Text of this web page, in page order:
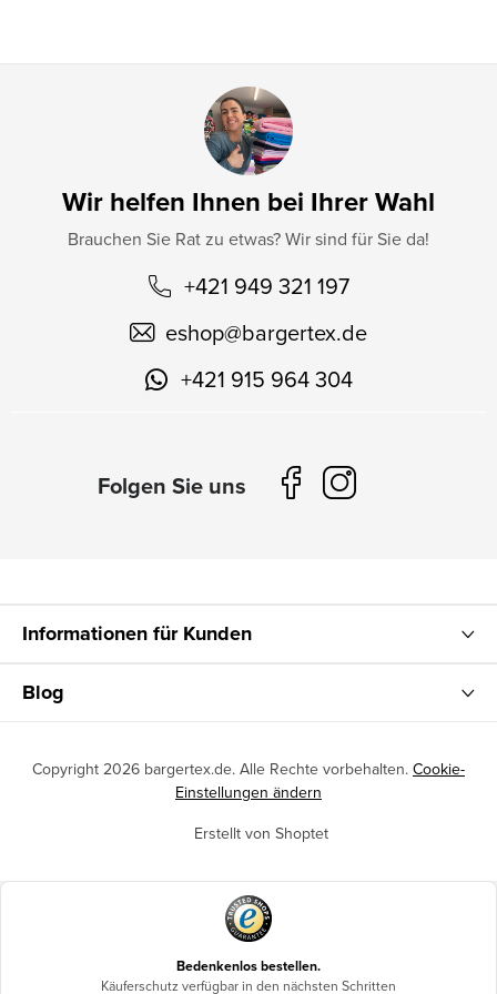
Wir helfen Ihnen bei Ihrer Wahl
Brauchen Sie Rat zu etwas? Wir sind für Sie da!
+421 949 321 197
eshop@bargertex.de
+421 915 964 304
Informationen für Kunden
Blog
Erstellt von Shoptet
Copyright 2026 bargertex.de. Alle Rechte vorbehalten. Cookie-
Einstellungen ändern